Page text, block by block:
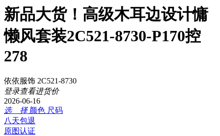
新品大货！高级木耳边设计慵
懒风套装2C521-8730-P170控
278
依依服饰 2C521-8730
登录查看进货价
2026-06-16
选 择 颜色 尺码
八天包退
原图认证